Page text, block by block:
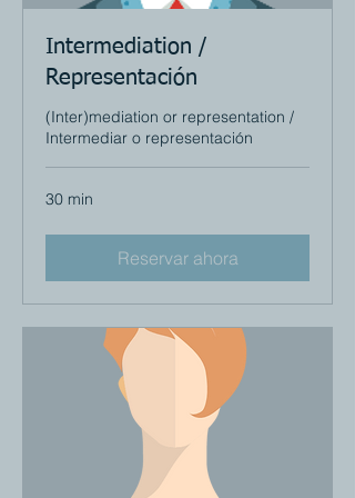
Intermediation /
Representación
(Inter)mediation or representation /
Intermediar o representación
30 min
Reservar ahora